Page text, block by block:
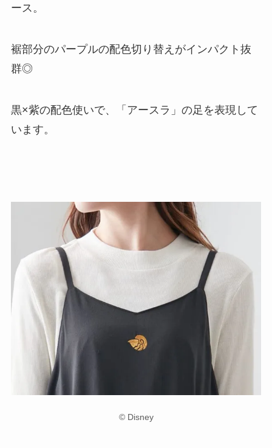
ース。
裾部分のパープルの配色切り替えがインパクト抜
群◎
黒×紫の配色使いで、「アースラ」の足を表現して
います。
© Disney